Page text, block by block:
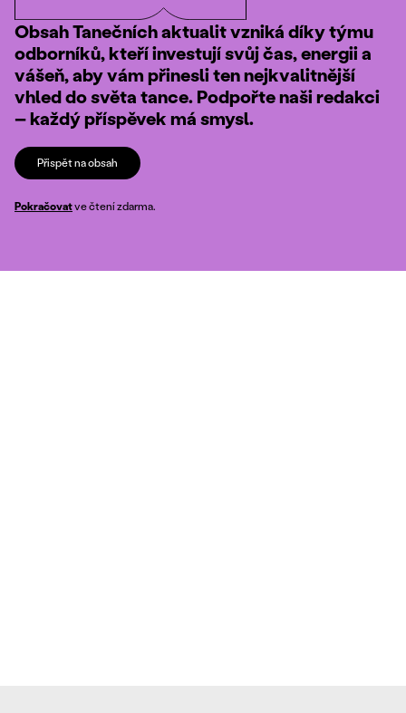
Obsah Tanečních aktualit vzniká díky týmu
odborníků, kteří investují svůj čas, energii a
vášeň, aby vám přinesli ten nejkvalitnější
vhled do světa tance. Podpořte naši redakci
– každý příspěvek má smysl.
Přispět na obsah
Pokračovatve čtení zdarma.